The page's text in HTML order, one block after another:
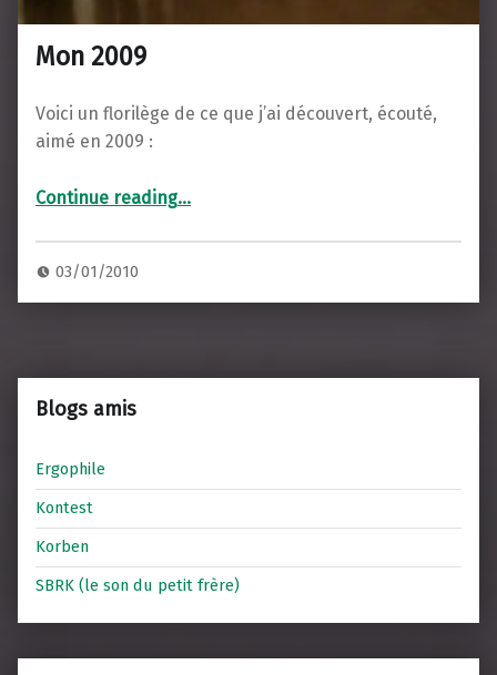
Mon 2009
Voici un florilège de ce que j’ai découvert, écouté,
aimé en 2009 :
Continue reading…
03/01/2010
Blogs amis
Ergophile
Kontest
Korben
SBRK (le son du petit frère)